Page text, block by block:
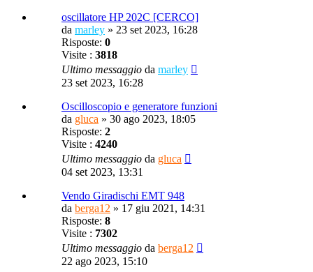
oscillatore HP 202C [CERCO]
da marley » 23 set 2023, 16:28
Risposte: 0
Visite : 3818
Ultimo messaggio da marley
23 set 2023, 16:28
Oscilloscopio e generatore funzioni
da gluca » 30 ago 2023, 18:05
Risposte: 2
Visite : 4240
Ultimo messaggio da gluca
04 set 2023, 13:31
Vendo Giradischi EMT 948
da berga12 » 17 giu 2021, 14:31
Risposte: 8
Visite : 7302
Ultimo messaggio da berga12
22 ago 2023, 15:10